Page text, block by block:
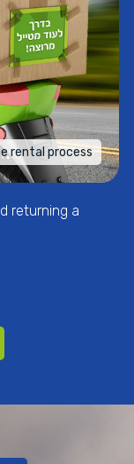
rental process
returning a